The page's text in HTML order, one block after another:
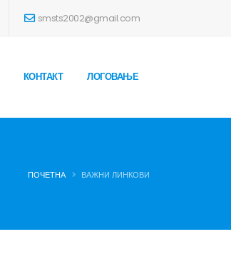
smsts2002@gmail.com
КОНТАКТ ЛОГОВАЊЕ
ПОЧЕТНА ВАЖНИ ЛИНКОВИ